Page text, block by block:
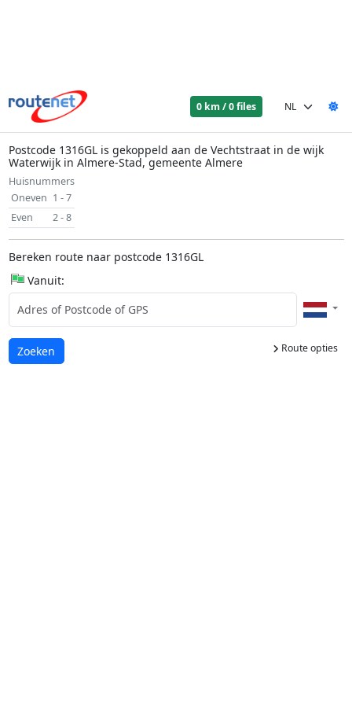
0 km / 0 files
Postcode 1316GL is gekoppeld aan de Vechtstraat in de wijk
Waterwijk in Almere-Stad, gemeente Almere
Huisnummers
Oneven 1 - 7
Even
2 - 8
Bereken route naar postcode 1316GL
Vanuit:
Route opties
Laden...
Zoeken